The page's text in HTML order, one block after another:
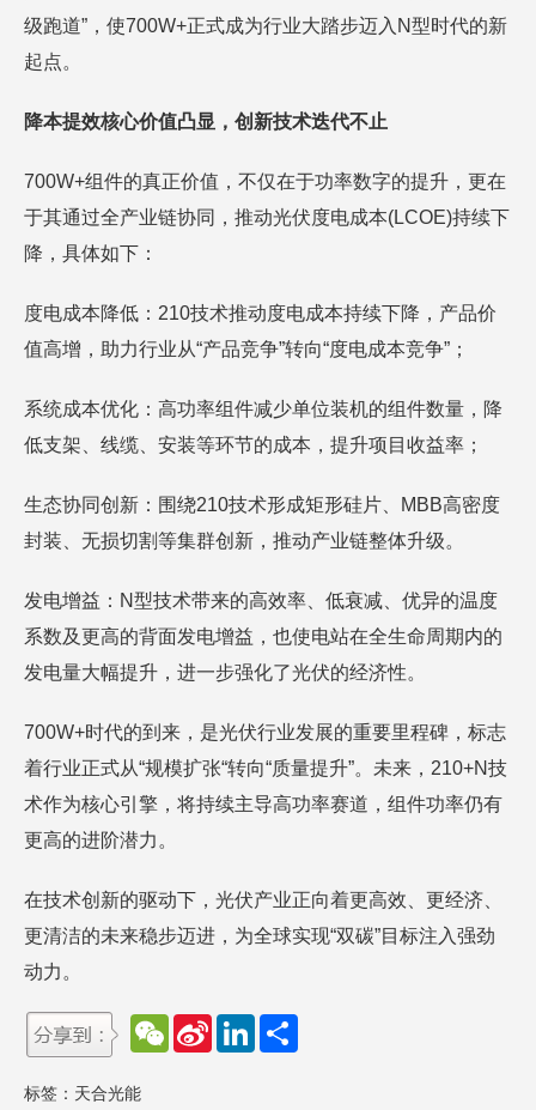
级跑道”，使700W+正式成为行业大踏步迈入N型时代的新
起点。
降本提效核心价值凸显，创新技术迭代不止
700W+组件的真正价值，不仅在于功率数字的提升，更在
于其通过全产业链协同，推动光伏度电成本(LCOE)持续下
降，具体如下：
度电成本降低：210技术推动度电成本持续下降，产品价
值高增，助力行业从“产品竞争”转向“度电成本竞争”；
系统成本优化：高功率组件减少单位装机的组件数量，降
低支架、线缆、安装等环节的成本，提升项目收益率；
生态协同创新：围绕210技术形成矩形硅片、MBB高密度
封装、无损切割等集群创新，推动产业链整体升级。
发电增益：N型技术带来的高效率、低衰减、优异的温度
系数及更高的背面发电增益，也使电站在全生命周期内的
发电量大幅提升，进一步强化了光伏的经济性。
700W+时代的到来，是光伏行业发展的重要里程碑，标志
着行业正式从“规模扩张“转向“质量提升”。未来，210+N技
术作为核心引擎，将持续主导高功率赛道，组件功率仍有
更高的进阶潜力。
在技术创新的驱动下，光伏产业正向着更高效、更经济、
更清洁的未来稳步迈进，为全球实现“双碳”目标注入强劲
动力。
W
e
S
L
标签： 天合光能